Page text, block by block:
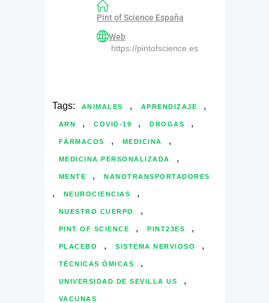
Pint of Science España
Web
https://pintofscience.es
Tags: ANIMALES , APRENDIZAJE ,
ARN , COVID-19 , DROGAS ,
FÁRMACOS , MEDICINA ,
MEDICINA PERSONALIZADA ,
MENTE , NANOTRANSPORTADORES
, NEUROCIENCIAS ,
NUESTRO CUERPO ,
PINT OF SCIENCE , PINT23ES ,
PLACEBO , SISTEMA NERVIOSO ,
TÉCNICAS ÓMICAS ,
UNIVERSIDAD DE SEVILLA US ,
VACUNAS